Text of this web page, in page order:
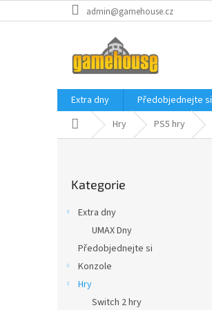
na
admin@gamehouse.cz
Extra dny Předobjednejte si
Domů Hry PS5 hry
kategorie
Kategorie
Extra dny
UMAX Dny
Předobjednejte si
Konzole
Hry
Switch 2 hry